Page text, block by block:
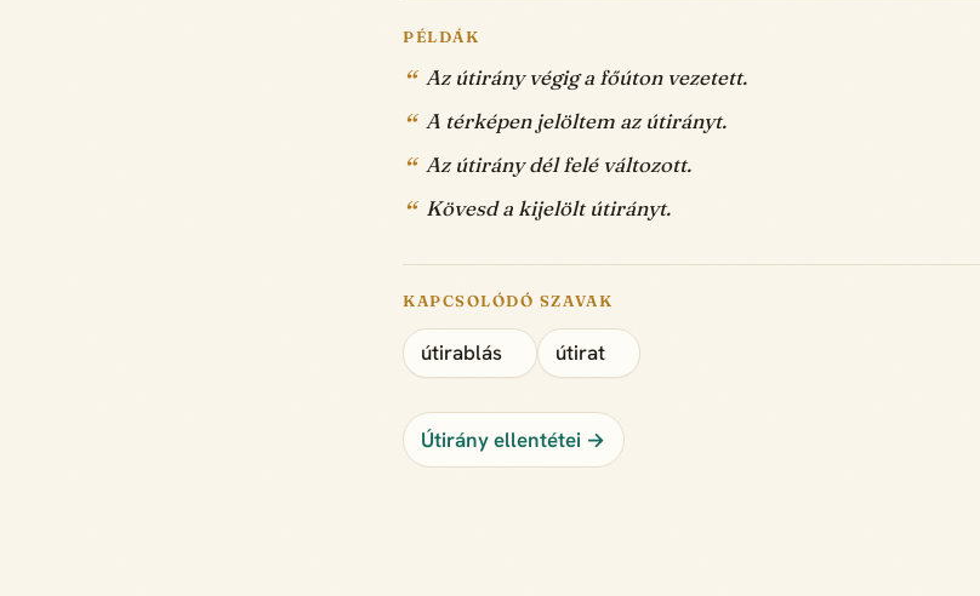
PÉLDÁK
Az útirány végig a főúton vezetett.
A térképen jelöltem az útirányt.
Az útirány dél felé változott.
Kövesd a kijelölt útirányt.
KAPCSOLÓDÓ SZAVAK
útirablás útirat
Útirány ellentétei →